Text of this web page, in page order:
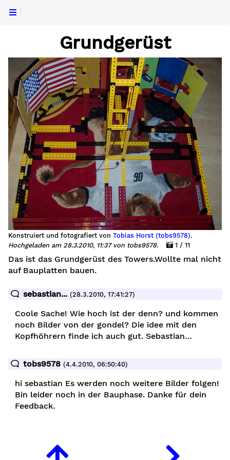
Grundgerüst
Konstruiert und fotografiert von Tobias Horst (tobs9578).
Hochgeladen am 28.3.2010, 11:37 von tobs9578.
1 / 11
Das ist das Grundgerüst des Towers.Wollte mal nicht
auf Bauplatten bauen.
sebastian... (28.3.2010, 17:41:27)
Coole Sache! Wie hoch ist der denn? und kommen
noch Bilder von der gondel? Die idee mit den
Kopfhöhrern finde ich auch gut. Sebastian…
tobs9578 (4.4.2010, 06:50:40)
hi sebastian Es werden noch weitere Bilder folgen!
Bin leider noch in der Bauphase. Danke für dein
Feedback.